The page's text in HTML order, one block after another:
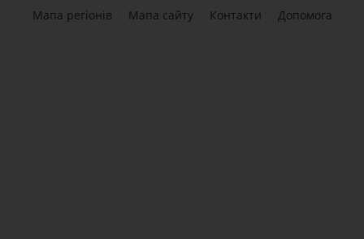
Мапа регіонів Мапа сайту Контакти Допомога